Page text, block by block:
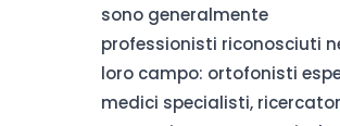
sono generalmente
professionisti riconosciuti
loro campo: ortofonisti
medici specialisti,